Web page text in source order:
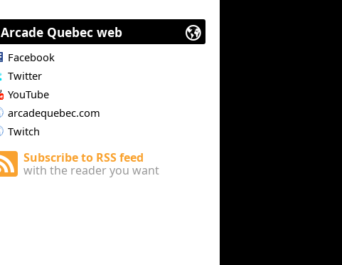
Arcade Quebec web
Facebook
Twitter
YouTube
arcadequebec.com
Twitch
Subscribe to RSS feed
with the reader you want